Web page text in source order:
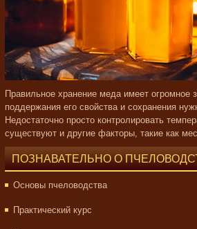
Правильное хранение меда имеет огромное
поддержания его свойства и сохранения
Недостаточно просто контролировать
существуют и другие факторы, такие как
ПОЗНАВАТЕЛЬНО О
Основы пчеловодства
Практический курс